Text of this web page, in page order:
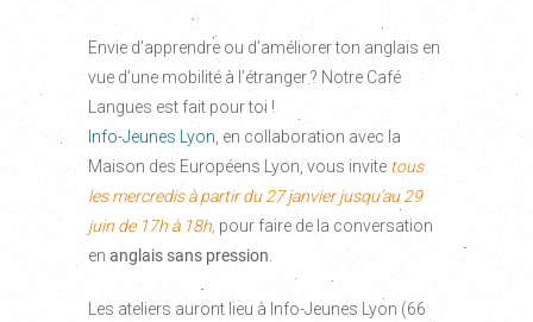
Envie d’apprendre ou d’améliorer ton anglais en
vue d’une mobilité à l’étranger ? Notre Café
Langues est fait pour toi !
Info-Jeunes Lyon , en collaboration avec la
Maison des Européens Lyon, vous invite tous
les mercredis à partir du 27 janvier jusqu’au 29
juin de 17h à 18h, pour faire de la conversation
en anglais sans pression
Les ateliers auront lieu à Info-Jeunes Lyon (66